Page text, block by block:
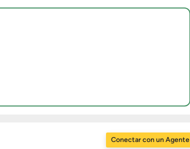
Conectar con un Agente